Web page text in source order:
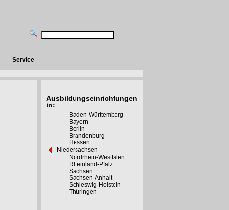
Service
Ausbildungseinrichtungen
in:
Baden-Württemberg
Bayern
Berlin
Brandenburg
Hessen
Niedersachsen
Nordrhein-Westfalen
Rheinland-Pfalz
Sachsen
Sachsen-Anhalt
Schleswig-Holstein
Thüringen